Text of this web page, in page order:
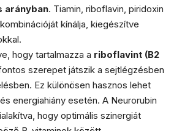
arányban. Tiamin, riboflavin, piridoxin
kínálja, kiegészítve
hogy tartalmazza a riboflavint (B2
szerepet játszik a sejtlégzésben
Ez különösen hasznos lehet
energiahiány esetén. A Neurorubin
hogy optimális szinergiát